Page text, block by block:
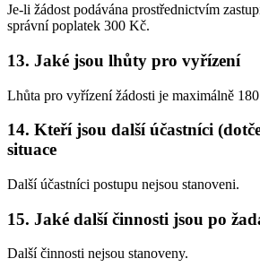
Je-li žádost podávána prostřednictvím
správní poplatek 300 Kč.
13. Jaké jsou lhůty pro vyřízení
Lhůta pro vyřízení žádosti je maximálně
14. Kteří jsou další účastníci
situace
Další účastníci postupu nejsou stanoveni.
15. Jaké další činnosti jsou po
Další činnosti nejsou stanoveny.